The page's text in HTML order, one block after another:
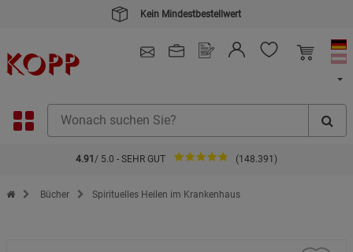
Kein Mindestbestellwert
4.91 / 5.0 - SEHR GUT (148.391)
Zur Startseite des Kopp Verlag Online-Shop
Bücher Spirituelles Heilen im Krankenhaus